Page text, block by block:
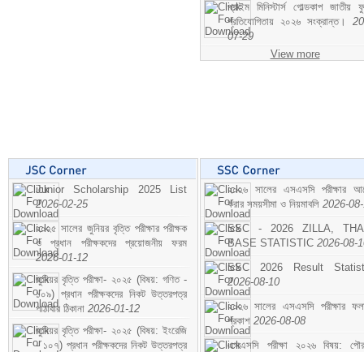
প্রাইম মিনিস্টার্স গোল্ডকাপ জাতীয়
প্রতিযোগিতায় ২০২৬ সংক্রান্ত।
07-29
View more
Junior Scholarship 2025 List
2026-02-25
২০২৫ সালের জুনিয়র বৃত্তি পরীক্ষার পরীক্ষক
ও প্রধান পরীক্ষকদের প্রয়োজনীয় ফরম
2026-01-12
জুনিয়র বৃত্তি পরীক্ষা- ২০২৫ (বিষয়: গণিত -
১০৯) প্রধান পরীক্ষকদের নিকট উত্তরপত্র
পাঠাবার ঠিকানা 2026-01-12
জুনিয়র বৃত্তি পরীক্ষা- ২০২৫ (বিষয়: ইংরেজি
- ১০৭) প্রধান পরীক্ষকদের নিকট উত্তরপত্র
২০২৬ সালের এসএসসি পরীক্ষার
করার সময়সীমা ও নিয়মাবলি 2026-
SSC - 2026 ZILLA,
BASE STATISTIC 2026-08-
SSC 2026 Result
2026-08-10
২০২৬ সালের এসএসসি পরীক্ষার
প্রকাশ 2026-08-08
এসএসসি পরীক্ষা ২০২৬ বিষয়: